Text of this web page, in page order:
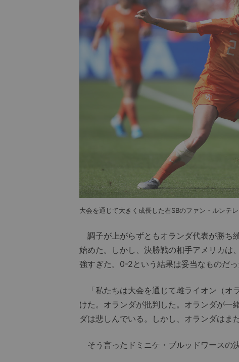
大会を通じて大きく成長した右SBのファン・ルンテ
調子が上がらずともオランダ代表が勝ち
始めた。しかし、決勝戦の相手アメリカは
強すぎた。0-2という結果は妥当なものだっ
「私たちは大会を通じて雌ライオン（オ
けた。オランダが批判した。オランダが一
ダは悲しんでいる。しかし、オランダはま
そう言ったドミニケ・ブルッドワースの